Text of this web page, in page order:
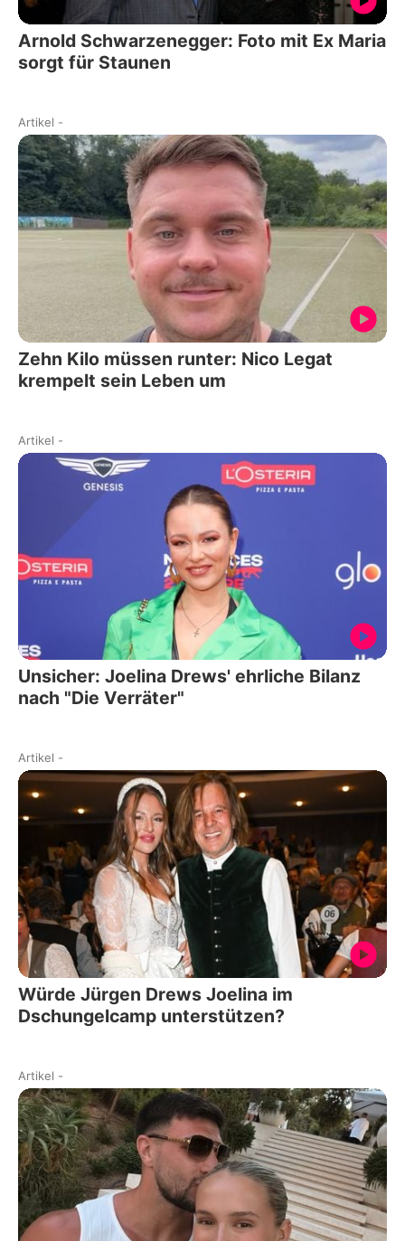
Arnold Schwarzenegger: Foto mit Ex Maria
sorgt für Staunen
Artikel -
Zehn Kilo müssen runter: Nico Legat
krempelt sein Leben um
Artikel -
Unsicher: Joelina Drews' ehrliche Bilanz
nach "Die Verräter"
Artikel -
Würde Jürgen Drews Joelina im
Dschungelcamp unterstützen?
Artikel -